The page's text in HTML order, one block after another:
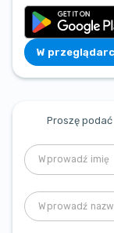
W
Proszę